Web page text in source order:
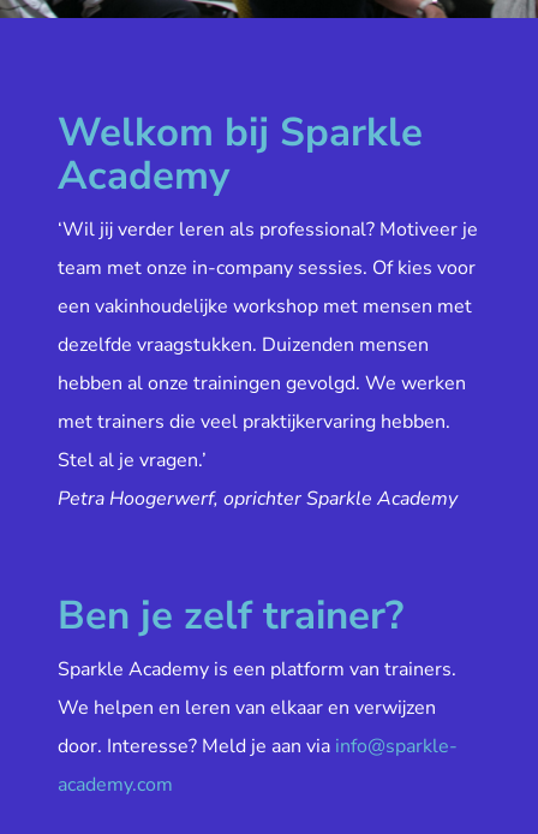
Welkom bij Sparkle
Academy
‘Wil jij verder leren als professional? Motiveer je
team met onze in-company sessies. Of kies voor
een vakinhoudelijke workshop met mensen met
dezelfde vraagstukken. Duizenden mensen
hebben al onze trainingen gevolgd. We werken
met trainers die veel praktijkervaring hebben.
Stel al je vragen.’
Petra Hoogerwerf, oprichter Sparkle Academy
Ben je zelf trainer?
Sparkle Academy is een platform van trainers.
We helpen en leren van elkaar en verwijzen
door. Interesse? Meld je aan via info@sparkle-
academy.com